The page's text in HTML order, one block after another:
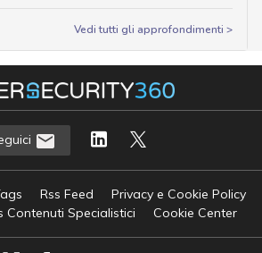
Vedi tutti gli approfondimenti >
Rss Feed
Privacy e Cookie Policy
Contenuti Specialistici
Cookie Center